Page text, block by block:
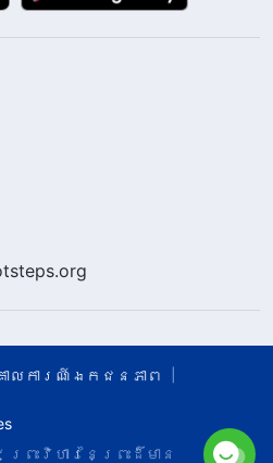
ោលការណ៍ឯកជនភាព
ព្រះ​វិហារនៃព្រះដ៏មាន